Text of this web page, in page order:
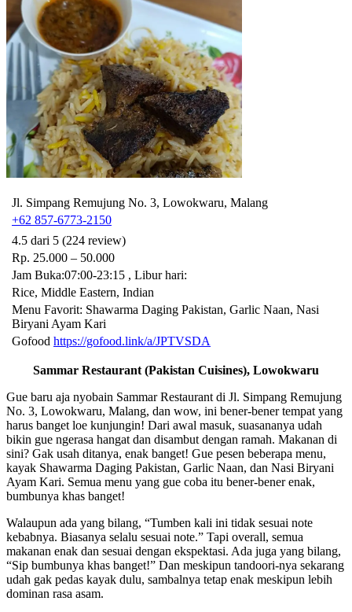
Jl. Simpang Remujung No. 3, Lowokwaru, Malang
+62 857-6773-2150
4.5 dari 5 (224 review)
Rp. 25.000 – 50.000
Jam Buka:07:00-23:15 , Libur hari:
Rice, Middle Eastern, Indian
Menu Favorit: Shawarma Daging Pakistan, Garlic Naan, Nasi
Biryani Ayam Kari
Gofood https://gofood.link/a/JPTVSDA
Sammar Restaurant (Pakistan Cuisines), Lowokwaru
Gue baru aja nyobain Sammar Restaurant di Jl. Simpang Remujung
No. 3, Lowokwaru, Malang, dan wow, ini bener-bener tempat yang
harus banget loe kunjungin! Dari awal masuk, suasananya udah
bikin gue ngerasa hangat dan disambut dengan ramah. Makanan di
sini? Gak usah ditanya, enak banget! Gue pesen beberapa menu,
kayak Shawarma Daging Pakistan, Garlic Naan, dan Nasi Biryani
Ayam Kari. Semua menu yang gue coba itu bener-bener enak,
bumbunya khas banget!
Walaupun ada yang bilang, “Tumben kali ini tidak sesuai note
kebabnya. Biasanya selalu sesuai note.” Tapi overall, semua
makanan enak dan sesuai dengan ekspektasi. Ada juga yang bilang,
“Sip bumbunya khas banget!” Dan meskipun tandoori-nya sekarang
udah gak pedas kayak dulu, sambalnya tetap enak meskipun lebih
dominan rasa asam.